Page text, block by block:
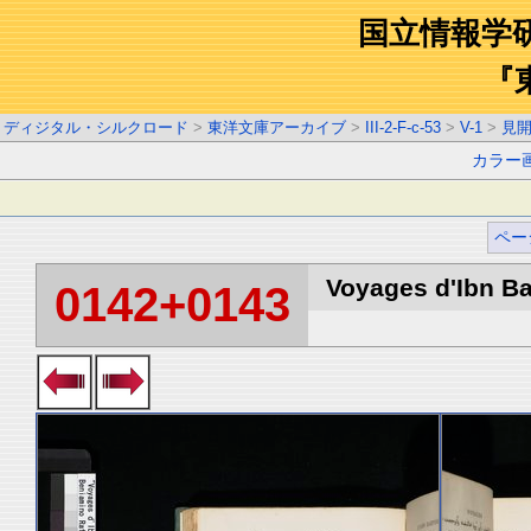
国立情報学
『
ディジタル・シルクロード > 東洋文庫アーカイブ > III-2-F-c-53 > V-1 > 見
カラー
ペー
0142+0143 Voyages d'Ibn